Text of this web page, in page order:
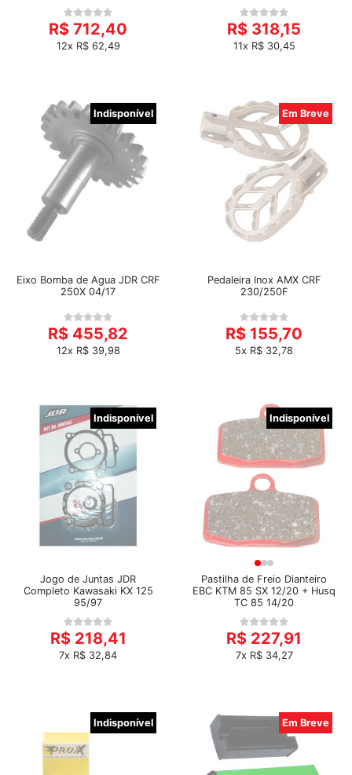
R$ 712,40
12x R$ 62,49
R$ 318,15
11x R$ 30,45
Indisponível
Eixo Bomba de Agua JDR CRF
250X 04/17
R$ 455,82
12x R$ 39,98
Em Breve
Pedaleira Inox AMX CRF
230/250F
R$ 155,70
5x R$ 32,78
Indisponível
Jogo de Juntas JDR
Completo Kawasaki KX 125
95/97
R$ 218,41
7x R$ 32,84
Indisponível
Pastilha de Freio Dianteiro
EBC KTM 85 SX 12/20 + Husq
TC 85 14/20
R$ 227,91
7x R$ 34,27
Indisponível Em Breve